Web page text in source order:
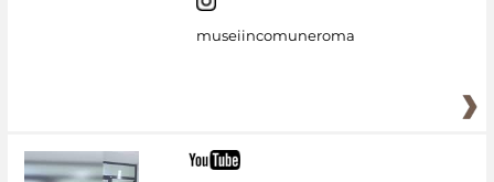
museiincomuneroma